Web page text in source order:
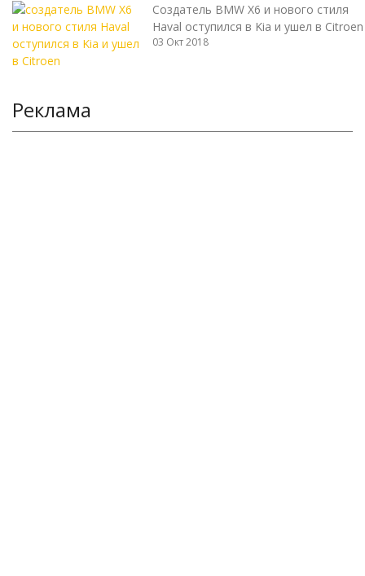
Создатель BMW X6 и нового стиля
Haval оступился в Kia и ушел в Citroen
03 Окт 2018
Реклама